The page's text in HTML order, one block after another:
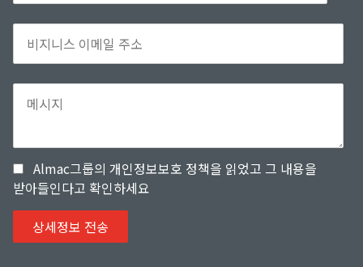
Almac그룹의 개인정보보호 정책을 읽었고 그 내용을
받아들인다고 확인하세요